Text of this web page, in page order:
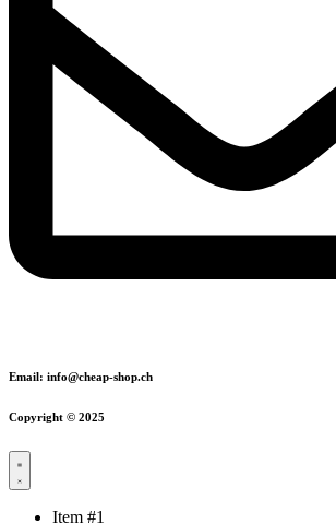
Email: info@cheap-shop.ch
Copyright © 2025
Item #1